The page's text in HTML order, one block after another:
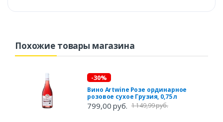
Похожие товары магазина
-30%
Вино Artwine Розе ординарное
розовое сухое Грузия, 0,75 л
799,00 руб. 1 149,99 руб.